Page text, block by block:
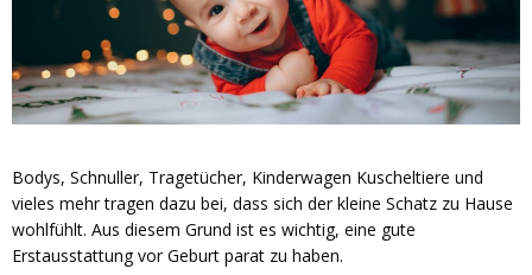
Bodys, Schnuller, Tragetücher, Kinderwagen Kuscheltiere und
vieles mehr tragen dazu bei, dass sich der kleine Schatz zu Hause
wohlfühlt. Aus diesem Grund ist es wichtig, eine gute
Erstausstattung vor Geburt parat zu haben.